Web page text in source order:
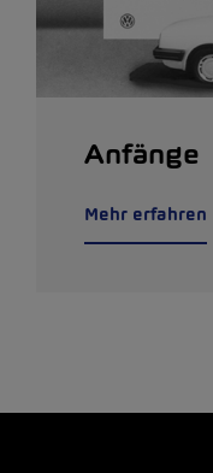
Anfänge
Mehr erfahren